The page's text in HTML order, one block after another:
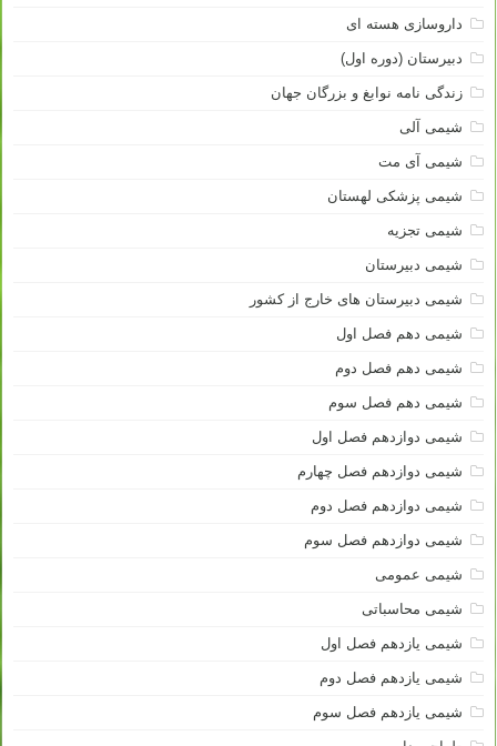
داروسازی هسته ای
دبیرستان (دوره اول)
زندگی نامه نوابغ و بزرگان جهان
شیمی آلی
شیمی آی مت
شیمی پزشکی لهستان
شیمی تجزیه
شیمی دبیرستان
شیمی دبیرستان های خارج از کشور
شیمی دهم فصل اول
شیمی دهم فصل دوم
شیمی دهم فصل سوم
شیمی دوازدهم فصل اول
شیمی دوازدهم فصل چهارم
شیمی دوازدهم فصل دوم
شیمی دوازدهم فصل سوم
شیمی عمومی
شیمی محاسباتی
شیمی یازدهم فصل اول
شیمی یازدهم فصل دوم
شیمی یازدهم فصل سوم